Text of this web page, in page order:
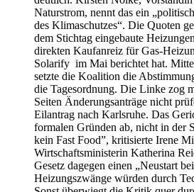
Naturstrom, nennt das ein
des Klimaschutzes“. Die Quoten
dem Stichtag eingebaute
direkten Kaufanreiz für Gas-
Solarify im Mai berichtet hat.
setzte die Koalition die
die Tagesordnung. Die Linke zog
Seiten Änderungsanträge nicht
Eilantrag nach Karlsruhe. Das
formalen Gründen ab, nicht in der
kein Fast Food”, kritisierte Irene
Wirtschaftsministerin Katherina
Gesetz dagegen einen „Neustart
Heizungszwänge würden durch